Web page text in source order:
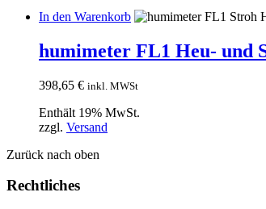
In den Warenkorb
humimeter FL1 Heu- und
398,65 € inkl. MWSt
Enthält 19% MwSt.
zzgl. Versand
Zurück nach oben
Rechtliches